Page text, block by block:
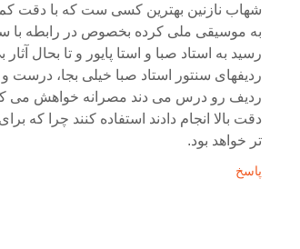
شهاب نازنین بهترین کسی ست که با دقت
به موسیقی ملی کرده بخصوص در رابطه با
رسید به استاد صبا و استا پایور و تا بحال
ردیفهای سنتور استاد صبا خیلی بجا، درست
ردیف رو درس می دند مصرانه خواهش می
دقت بالا انجام دادند استفاده کنند چرا که
تر خواهد بود.
پاسخ